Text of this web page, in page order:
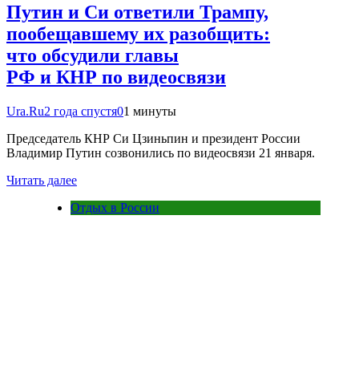
Путин и Си ответили Трампу,
пообещавшему их разобщить:
что обсудили главы
РФ и КНР по видеосвязи
Ura.Ru2 года спустя01 минуты
Председатель КНР Си Цзиньпин и президент России
Владимир Путин созвонились по видеосвязи 21 января.
Читать далее
Отдых в России